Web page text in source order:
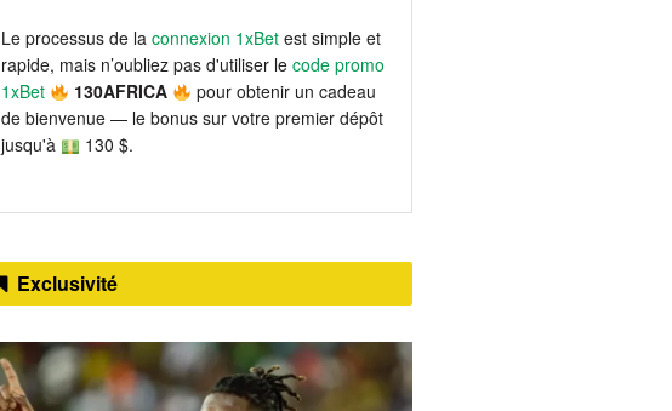
Le processus de la connexion 1xBetest simple et
rapide, mais n’oubliez pas d'utiliser le code promo
1xBet
130AFRICA
pour obtenir un cadeau
de bienvenue — le bonus sur votre premier dépôt
jusqu'à
130 $.
Exclusivité